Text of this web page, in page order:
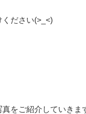
ださい(>_<)
をご紹介していきま